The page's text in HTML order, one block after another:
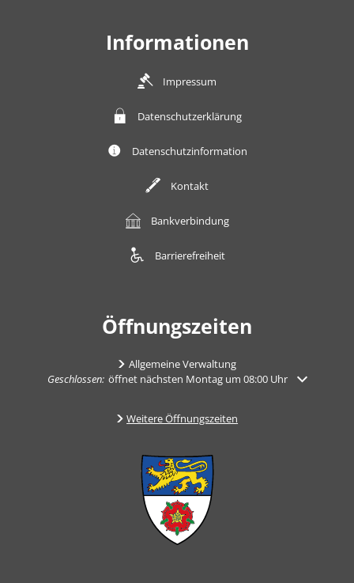
Informationen
Impressum
Datenschutzerklärung
Datenschutzinformation
Kontakt
Bankverbindung
Barrierefreiheit
Öffnungszeiten
Allgemeine Verwaltung
Klicken, um weitere Öffnungs- oder Schließzeiten auszublenden
Geschlossen: öffnet nächsten Montag um 08:00 Uhr
Weitere Öffnungszeiten